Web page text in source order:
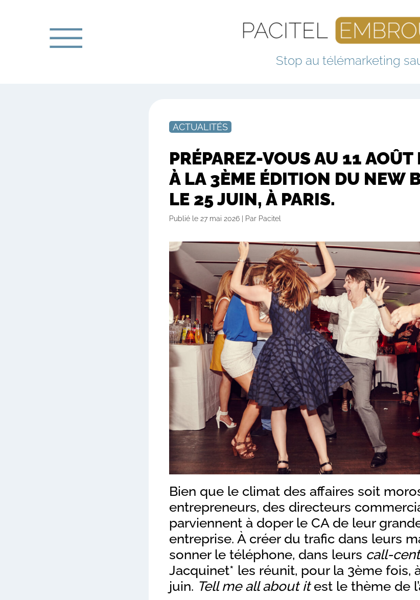
Stop au télémarketing
ACTUALITÉS
PRÉPAREZ-VOUS AU 11
À LA 3ÈME ÉDITION DU NEW
LE 25 JUIN, À PARIS.
Publié le 27 mai 2026 | Par Pacitel
Bien que le climat des affaires soit
entrepreneurs, des directeurs
parviennent à doper le CA de leur
entreprise. À créer du trafic dans leurs
sonner le téléphone, dans leurs call-
Jacquinet* les réunit, pour la 3ème fois,
juin. Tell me all about itest le thème de